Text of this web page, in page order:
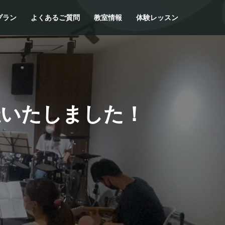
ラン よくあるご質問 教室情報 体験レッスン
たしました！